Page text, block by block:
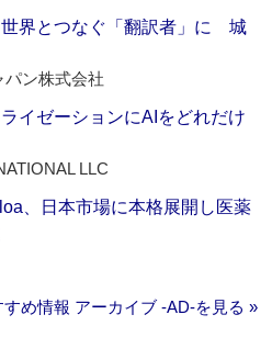
世界とつなぐ「翻訳者」に 城
ン株式会社
イゼーションにAIをどれだけ
LLC
、日本市場に本格展開し医薬
すめ情報 アーカイブ ‐AD‐を見る »